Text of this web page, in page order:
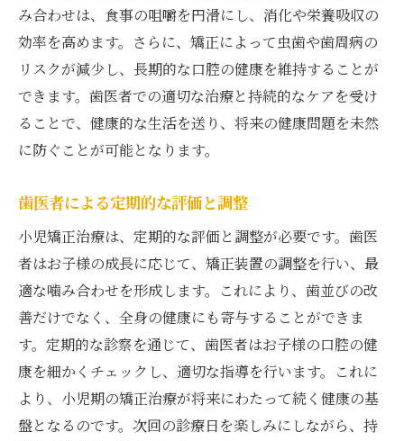
み合わせは、食事の咀嚼を円滑にし、消化や栄養吸収の
効率を高めます。さらに、矯正によって虫歯や歯周病の
リスクが減少し、長期的な口腔の健康を維持することが
できます。歯医者での適切な治療と持続的なケアを受け
ることで、健康的な生活を送り、将来の健康問題を未然
に防ぐことが可能となります。
歯医者による定期的な評価と調整
小児矯正治療は、定期的な評価と調整が必要です。歯医
者はお子様の成長に応じて、矯正装置の調整を行い、最
適な噛み合わせを形成します。これにより、歯並びの改
善だけでなく、全身の健康にも寄与することができま
す。定期的な診察を通じて、歯医者はお子様の口腔の健
康を細かくチェックし、適切な指導を行います。これに
より、小児期の矯正治療が将来にわたって続く健康の基
盤となるのです。次回の診療日を楽しみにしながら、持